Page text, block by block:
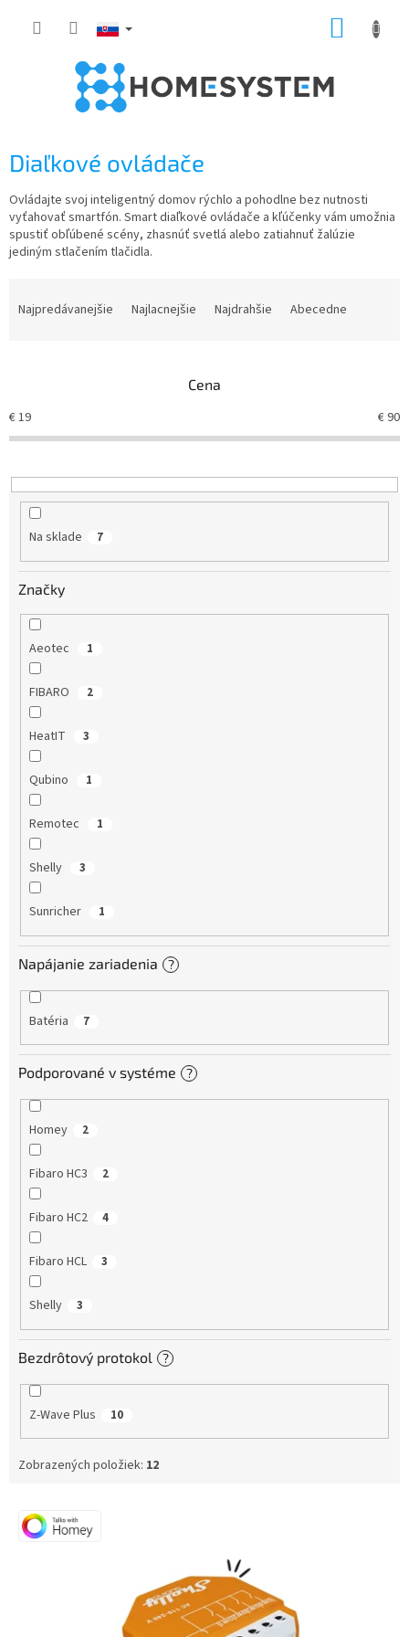
Diaľkové ovládače
Ovládajte svoj inteligentný domov rýchlo a pohodlne bez nutnosti
vyťahovať smartfón. Smart diaľkové ovládače a kľúčenky vám umožnia
spustiť obľúbené scény, zhasnúť svetlá alebo zatiahnuť žalúzie
jediným stlačením tlačidla.
e
p
r
d
Najpredávanejšie Najlacnejšie Najdrahšie Abecedne
Cena
€19 €90
Na sklade 7
Značky
Aeotec 1
FIBARO 2
HeatIT 3
Qubino 1
Remotec 1
Shelly 3
Sunricher 1
Napájanie zariadenia ?
Batéria 7
Podporované v systéme ?
Homey 2
Fibaro HC3 2
Fibaro HC2 4
Fibaro HCL 3
Shelly 3
Bezdrôtový protokol ?
Z-Wave Plus 10
Zobrazených položiek: 12